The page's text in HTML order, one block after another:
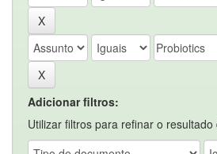
Adicionar filtros:
Utilizar filtros para refinar o resultado